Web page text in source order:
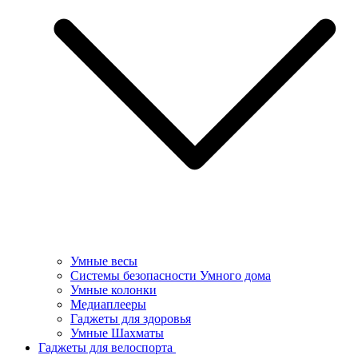
Умные весы
Системы безопасности Умного дома
Умные колонки
Медиаплееры
Гаджеты для здоровья
Умные Шахматы
Гаджеты для велоспорта